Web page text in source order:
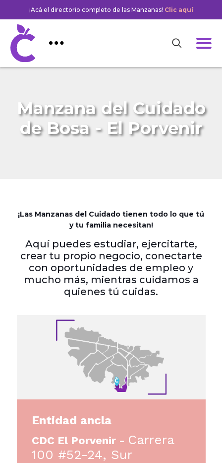
¡Acá el directorio completo de las Manzanas! Clic aquí
Manzana del Cuidado
de Bosa - El Porvenir
¡Las Manzanas del Cuidado tienen todo lo que tú
y tu familia necesitan!
Aquí puedes estudiar, ejercitarte,
crear tu propio negocio, conectarte
con oportunidades de empleo y
mucho más, mientras cuidamos a
quienes tú cuidas.
Entidad ancla
CDC El Porvenir - Carrera
100 #52-24, Sur